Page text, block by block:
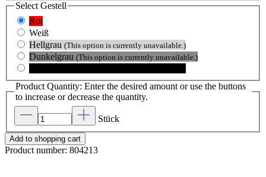
SelectGestell
Rot
Weiß
Hellgrau (This option is currently unavailable.)
Dunkelgrau (This option is currently unavailable.)
Product Quantity: Enter the desired amount or use the buttons
to increase or decrease the quantity.
Stück
Add to shopping cart
Product number: 804213